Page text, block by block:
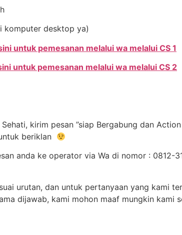
komputer desktop ya)
untuk pemesanan melalui wa melalui CS 1
untuk pemesanan melalui wa melalui CS 2
kirim pesan ”siap Bergabung dan
beriklan
anda ke operator via Wa di nomor :
urutan, dan untuk pertanyaan yang kami
dijawab, kami mohon maaf mungkin kami